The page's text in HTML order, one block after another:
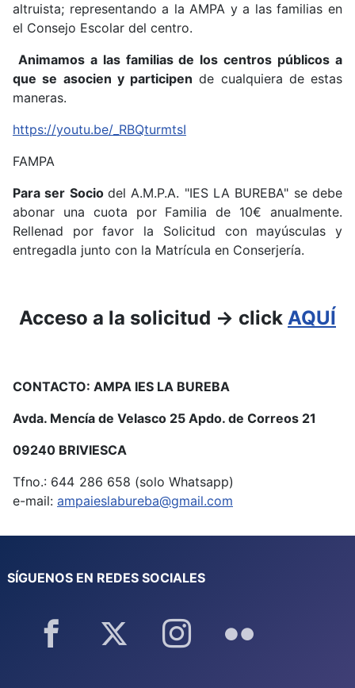
altruista; representando a la AMPA y a las familias en
el Consejo Escolar del centro.
Animamos a las familias de los centros públicos a
que se asocien y participen de cualquiera de estas
maneras.
https://youtu.be/_RBQturmtsI
FAMPA
Para ser Socio del A.M.P.A. "IES LA BUREBA" se debe
abonar una cuota por Familia de 10€ anualmente.
Rellenad por favor la Solicitud con mayúsculas y
entregadla junto con la Matrícula en Conserjería.
Acceso a la solicitud -> click AQUÍ
CONTACTO: AMPA IES LA BUREBA
Avda. Mencía de Velasco 25 Apdo. de Correos 21
09240 BRIVIESCA
Tfno.: 644 286 658 (solo Whatsapp)
e-mail: ampaieslabureba@gmail.com
SÍGUENOS EN REDES SOCIALES